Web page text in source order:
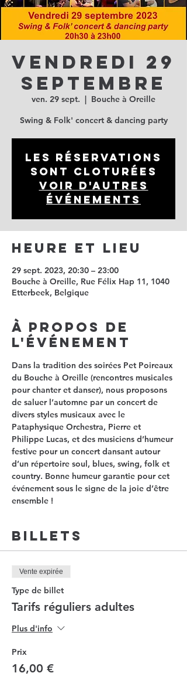
Vendredi 29
septembre
ven. 29 sept.
  |
Bouche à Oreille
Swing & Folk' concert & dancing party
Les réservations
sont cloturées
Voir d'autres
événements
Heure et lieu
29 sept. 2023, 20:30 – 23:00
Bouche à Oreille, Rue Félix Hap 11, 1040
Etterbeek, Belgique
À propos de
l'événement
Dans la tradition des soirées Pet Poireaux
du Bouche à Oreille (rencontres musicales
pour chanter et danser), nous proposons
de saluer l’automne par un concert de
divers styles musicaux avec le
Pataphysique Orchestra, Pierre et
Philippe Lucas, et des musiciens d’humeur
festive pour un concert dansant autour
d’un répertoire soul, blues, swing, folk et
country. Bonne humeur garantie pour cet
événement sous le signe de la joie d’être
ensemble !
Billets
Vente expirée
Type de billet
Tarifs réguliers adultes
Plus d'info
Prix
16,00 €